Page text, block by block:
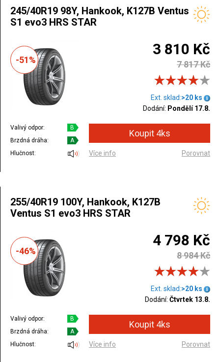
245/40R19 98Y, Hankook, K127B Ventus
S1 evo3 HRS STAR
-51%
3 810 Kč
7 817 Kč
Ext. sklad:>20 ks
Dodání: Pondělí 17.8.
Valivý odpor:
B
Brzdná dráha:
A
Hlučnost:
Více info Porovnat
255/40R19 100Y, Hankook, K127B
Ventus S1 evo3 HRS STAR
-46%
4 798 Kč
8 984 Kč
Ext. sklad:>20 ks
Dodání: Čtvrtek 13.8.
Valivý odpor:
B
Brzdná dráha:
A
Hlučnost:
Více info Porovnat